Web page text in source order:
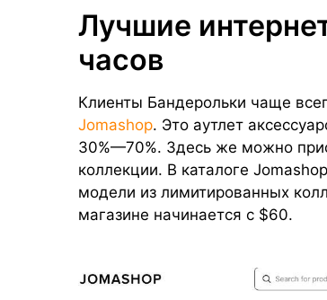
Лучшие
часов
Клиенты Бандерольки чаще
Jomashop. Это аутлет
30%—70%. Здесь же можно
коллекции. В каталоге
модели из лимитированных
магазине начинается с $60.